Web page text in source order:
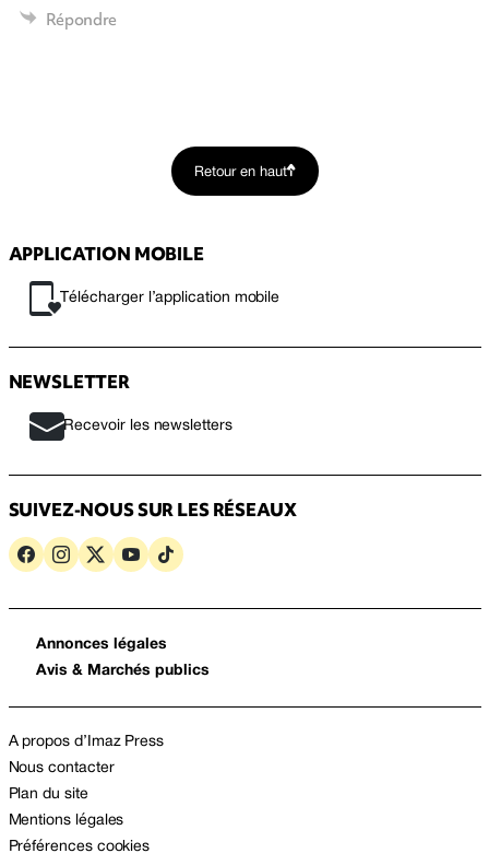
Répondre
Retour en haut
APPLICATION MOBILE
Télécharger l’application mobile
NEWSLETTER
Recevoir les newsletters
SUIVEZ-NOUS SUR LES RÉSEAUX
Annonces légales
Avis & Marchés publics
A propos d’Imaz Press
Nous contacter
Plan du site
Mentions légales
Préférences cookies